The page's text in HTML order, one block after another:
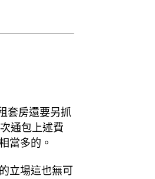
套房還要另抓
通包上述費
當多的。
立場這也無可